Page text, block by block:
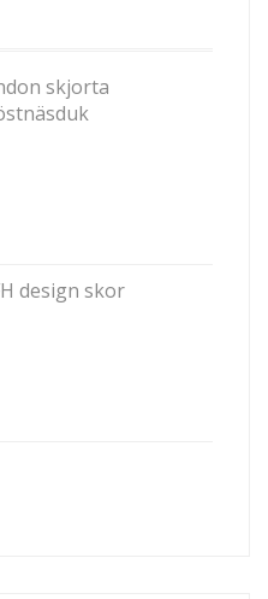
skjorta
design skor